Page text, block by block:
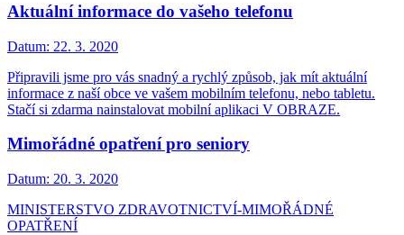
Aktuální informace do vašeho telefonu
Datum: 22. 3. 2020
Připravili jsme pro vás snadný a rychlý způsob, jak mít aktuální
informace z naší obce ve vašem mobilním telefonu, nebo tabletu.
Stačí si zdarma nainstalovat mobilní aplikaci V OBRAZE.
Mimořádné opatření pro seniory
Datum: 20. 3. 2020
MINISTERSTVO ZDRAVOTNICTVÍ-MIMOŘÁDNÉ
OPATŘENÍ